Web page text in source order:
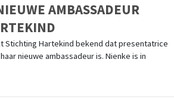
AMBASSADEUR
Stichting Hartekind bekend dat presentatrice
nieuwe ambassadeur is. Nienke is in